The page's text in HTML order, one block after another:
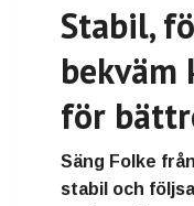
Stabil,
bekväm
för
Säng Folke
stabil och